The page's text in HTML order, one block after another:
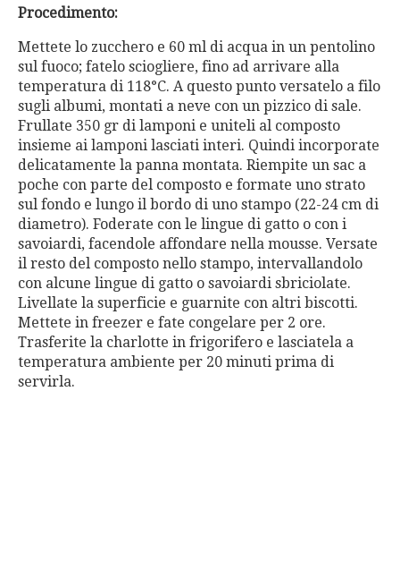
Procedimento:
Mettete lo zucchero e 60 ml di acqua in un pentolino
sul fuoco; fatelo sciogliere, fino ad arrivare alla
temperatura di 118°C. A questo punto versatelo a filo
sugli albumi, montati a neve con un pizzico di sale.
Frullate 350 gr di lamponi e uniteli al composto
insieme ai lamponi lasciati interi. Quindi incorporate
delicatamente la panna montata. Riempite un sac a
poche con parte del composto e formate uno strato
sul fondo e lungo il bordo di uno stampo (22-24 cm di
diametro). Foderate con le lingue di gatto o con i
savoiardi, facendole affondare nella mousse. Versate
il resto del composto nello stampo, intervallandolo
con alcune lingue di gatto o savoiardi sbriciolate.
Livellate la superficie e guarnite con altri biscotti.
Mettete in freezer e fate congelare per 2 ore.
Trasferite la charlotte in frigorifero e lasciatela a
temperatura ambiente per 20 minuti prima di
servirla.